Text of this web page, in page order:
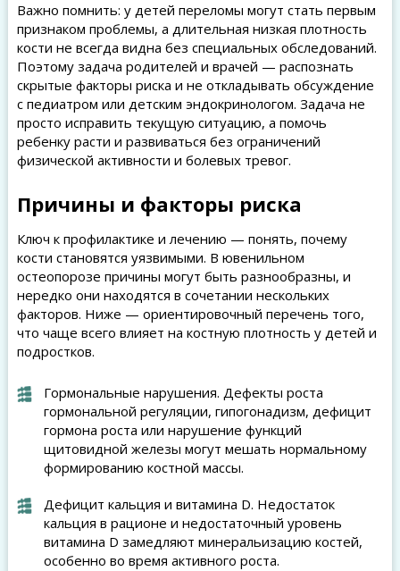
Важно помнить: у детей переломы могут стать первым
признаком проблемы, а длительная низкая плотность
кости не всегда видна без специальных обследований.
Поэтому задача родителей и врачей — распознать
скрытые факторы риска и не откладывать обсуждение
с педиатром или детским эндокринологом. Задача не
просто исправить текущую ситуацию, а помочь
ребенку расти и развиваться без ограничений
физической активности и болевых тревог.
Причины и факторы риска
Ключ к профилактике и лечению — понять, почему
кости становятся уязвимыми. В ювенильном
остеопорозе причины могут быть разнообразны, и
нередко они находятся в сочетании нескольких
факторов. Ниже — ориентировочный перечень того,
что чаще всего влияет на костную плотность у детей и
подростков.
Гормональные нарушения. Дефекты роста
гормональной регуляции, гипогонадизм, дефицит
гормона роста или нарушение функций
щитовидной железы могут мешать нормальному
формированию костной массы.
Дефицит кальция и витамина D. Недостаток
кальция в рационе и недостаточный уровень
витамина D замедляют минеральизацию костей,
особенно во время активного роста.